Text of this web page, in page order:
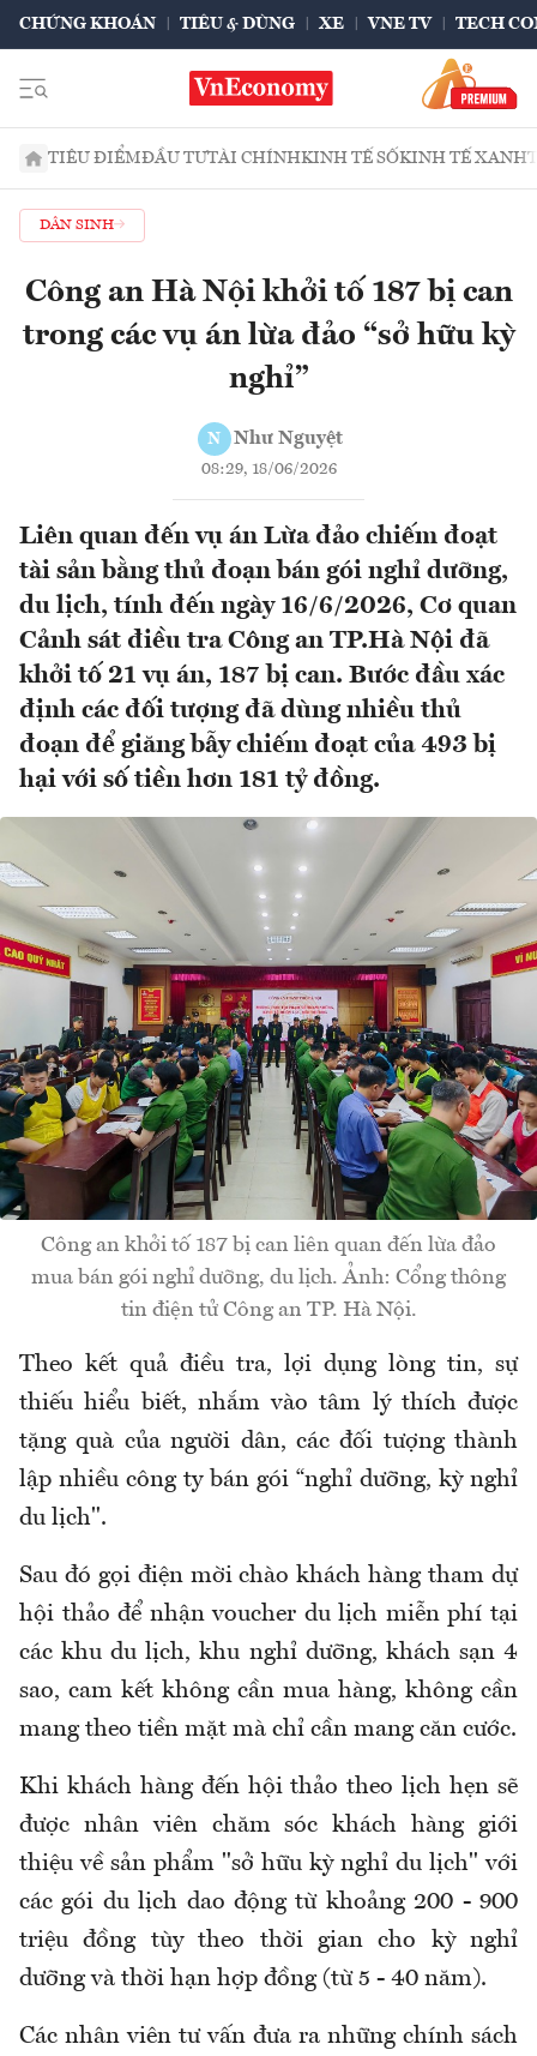
CHỨNG KHOÁN TIÊU & DÙNG XE VNE TV TECH
TIÊU ĐIỂMĐẦU TƯTÀI CHÍNHKINH TẾ SỐKINH TẾ XANH
DÂN SINH
Công an Hà Nội khởi tố 187 bị can
trong các vụ án lừa đảo “sở hữu kỳ
nghỉ”
N Như Nguyệt
08:29, 18/06/2026
Liên quan đến vụ án Lừa đảo chiếm đoạt
tài sản bằng thủ đoạn bán gói nghỉ dưỡng,
du lịch, tính đến ngày 16/6/2026, Cơ quan
Cảnh sát điều tra Công an TP.Hà Nội đã
khởi tố 21 vụ án, 187 bị can. Bước đầu xác
định các đối tượng đã dùng nhiều thủ
đoạn để giăng bẫy chiếm đoạt của 493 bị
hại với số tiền hơn 181 tỷ đồng.
Công an khởi tố 187 bị can liên quan đến lừa đảo
mua bán gói nghỉ dưỡng, du lịch. Ảnh: Cổng thông
tin điện tử Công an TP. Hà Nội.
Theo kết quả điều tra, lợi dụng lòng tin, sự
thiếu hiểu biết, nhắm vào tâm lý thích được
tặng quà của người dân, các đối tượng thành
lập nhiều công ty bán gói “nghỉ dưỡng, kỳ nghỉ
du lịch".
Sau đó gọi điện mời chào khách hàng tham dự
hội thảo để nhận voucher du lịch miễn phí tại
các khu du lịch, khu nghỉ dưỡng, khách sạn 4
sao, cam kết không cần mua hàng, không cần
mang theo tiền mặt mà chỉ cần mang căn cước.
Khi khách hàng đến hội thảo theo lịch hẹn sẽ
được nhân viên chăm sóc khách hàng giới
thiệu về sản phẩm "sở hữu kỳ nghỉ du lịch" với
các gói du lịch dao động từ khoảng 200 - 900
triệu đồng tùy theo thời gian cho kỳ nghỉ
dưỡng và thời hạn hợp đồng (từ 5 - 40 năm).
Các nhân viên tư vấn đưa ra những chính sách